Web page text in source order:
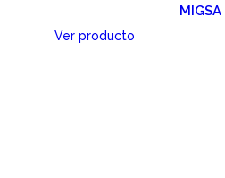
MIGSA
Ver producto